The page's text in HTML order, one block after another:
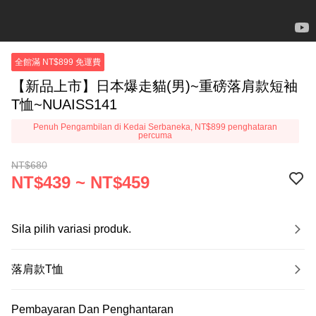
全館滿 NT$899 免運費
【新品上市】日本爆走貓(男)~重磅落肩款短袖
T恤~NUAISS141
Penuh Pengambilan di Kedai Serbaneka, NT$899 penghataran
percuma
NT$680
NT$439 ~ NT$459
Sila pilih variasi produk.
落肩款T恤
Pembayaran Dan Penghantaran